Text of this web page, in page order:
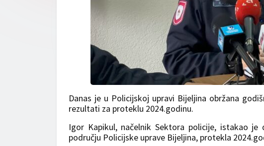
Danas je u Policijskoj upravi Bijeljina obržana
rezultati za proteklu 2024.godinu.
Igor Kapikul, načelnik Sektora policije, istakao
području Policijske uprave Bijeljina, protekla